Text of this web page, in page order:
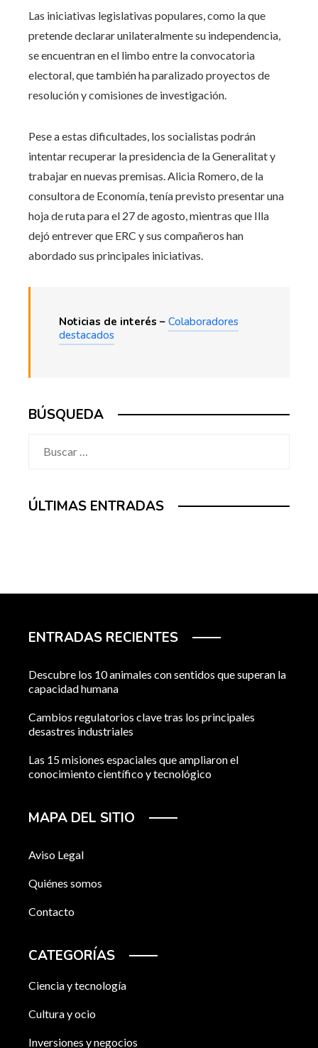
Las iniciativas legislativas populares, como la que
pretende declarar unilateralmente su independencia,
se encuentran en el limbo entre la convocatoria
electoral, que también ha paralizado proyectos de
resolución y comisiones de investigación.
Pese a estas dificultades, los socialistas podrán
intentar recuperar la presidencia de la Generalitat y
trabajar en nuevas premisas. Alicia Romero, de la
consultora de Economía, tenía previsto presentar una
hoja de ruta para el 27 de agosto, mientras que Illa
dejó entrever que ERC y sus compañeros han
abordado sus principales iniciativas.
Noticias de interés – Colaboradores
destacados
BÚSQUEDA
ÚLTIMAS ENTRADAS
ENTRADAS RECIENTES
Descubre los 10 animales con sentidos que superan la
capacidad humana
Cambios regulatorios clave tras los principales
desastres industriales
Las 15 misiones espaciales que ampliaron el
conocimiento científico y tecnológico
MAPA DEL SITIO
Aviso Legal
Quiénes somos
Contacto
CATEGORÍAS
Ciencia y tecnología
Cultura y ocio
Inversiones y negocios